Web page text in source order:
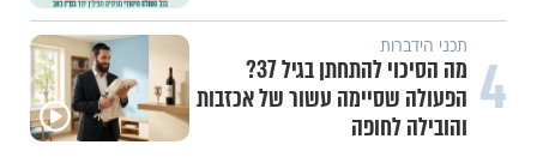
4 תכני הידברות
מה הסיכוי להתחתן בגיל 37?
הפעולה שסיימה עשור של אכזבות
והובילה לחופה